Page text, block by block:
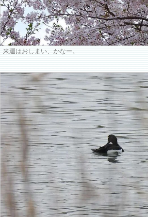
来週はおしまい、かなー。